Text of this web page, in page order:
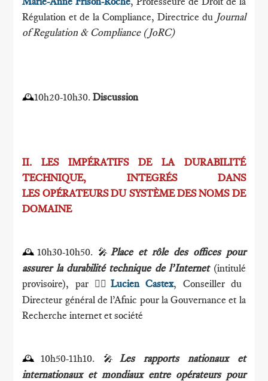
Régulation et de la Compliance, Directrice du Journal
of Regulation & Compliance (JoRC)
🕰10h20-10h30.Discussion
II.LES IMPÉRATIFS DE LA DURABILITÉ
TECHNIQUE, INTEGRÉS DANS
LES OPÉRATEURS DU SYSTÈME DES NOMS DE
DOMAINE
🕰10h30-10h50. 🎤Place et rôle des offices pour
assurer la durabilité technique de l’Internet (intitulé
provisoire), par 🕴🏻 Lucien Castex, Conseiller du
Directeur général de l’Afnic pour la Gouvernance et la
Recherche internet et société
🕰10h50-11h10. 🎤Les rapports nationaux et
internationaux et mondiaux entre opérateurs pour